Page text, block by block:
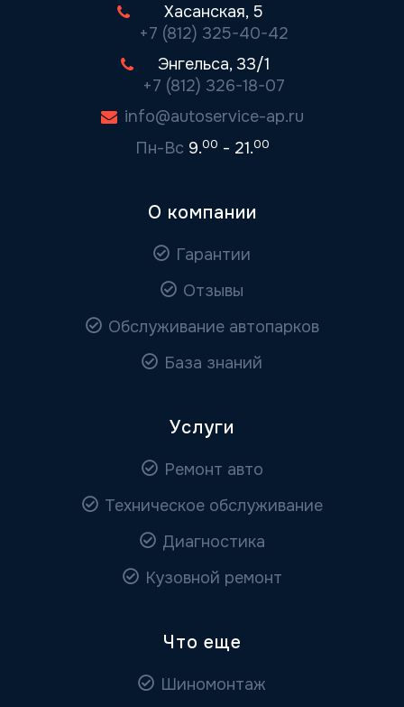
Хасанская, 5
+7 (812) 325-40-42
Энгельса, 33/1
+7 (812) 326-18-07
info@autoservice-ap.ru
Пн-Вс 9.00 - 21.00
О компании
Гарантии
Отзывы
Обслуживание автопарков
База знаний
Услуги
Ремонт авто
Техническое обслуживание
Диагностика
Кузовной ремонт
Что еще
Шиномонтаж